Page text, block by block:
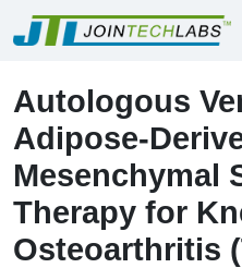
Autologous
Adipose-
Mesenchymal
Therapy for
Osteoarthritis